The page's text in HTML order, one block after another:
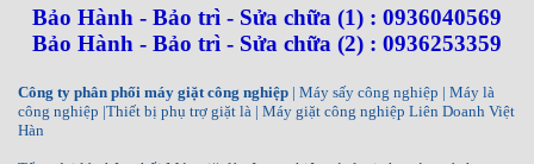
Bảo Hành - Bảo trì - Sửa chữa (1) : 0936040569
Bảo Hành - Bảo trì - Sửa chữa (2) : 0936253359
Công ty phân phối máy giặt công nghiệp | Máy sấy công nghiệp | Máy là
công nghiệp |Thiết bị phụ trợ giặt là | Máy giặt công nghiệp Liên Doanh Việt
Hàn